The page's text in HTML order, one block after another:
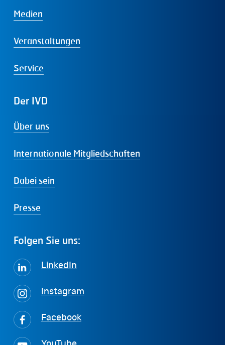
Medien
Veranstaltungen
Service
Der IVD
Über uns
Internationale Mitgliedschaften
Dabei sein
Presse
Folgen Sie uns:
LinkedIn
Instagram
Facebook